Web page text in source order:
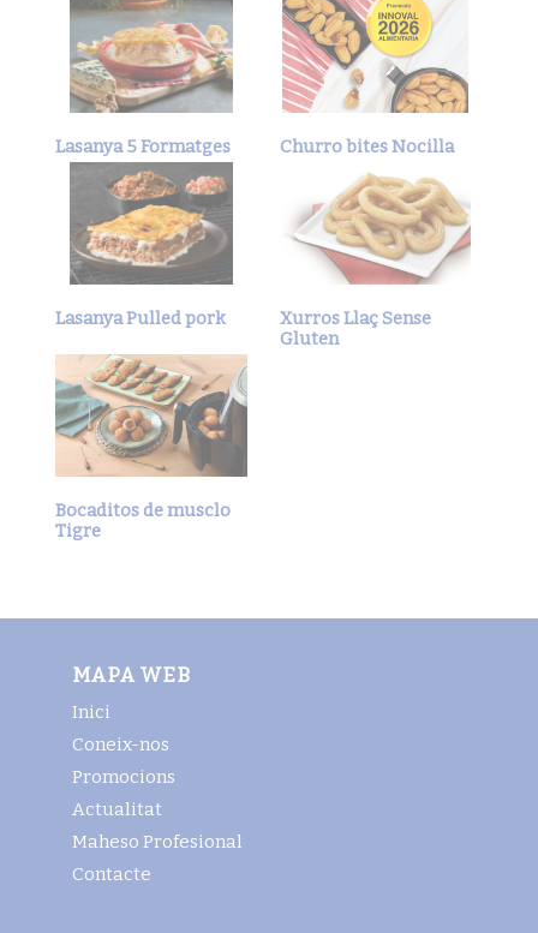
Lasanya 5 Formatges Churro bites Nocilla
Lasanya Pulled pork
Xurros Llaç Sense
Gluten
Bocaditos de musclo
Tigre
MAPA WEB
Inici
Coneix-nos
Promocions
Actualitat
Maheso Profesional
Contacte